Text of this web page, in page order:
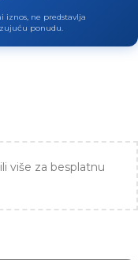
iznos, ne predstavlja
ponudu.
ili više za besplatnu